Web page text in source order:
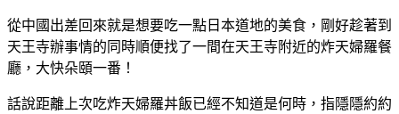
從中國出差回來就是想要吃一點日本道地的美食，剛好趁著到
天王寺辦事情的同時順便找了一間在天王寺附近的炸天婦羅餐
廳，大快朵頤一番！
話說距離上次吃炸天婦羅丼飯已經不知道是何時，指隱隱約約